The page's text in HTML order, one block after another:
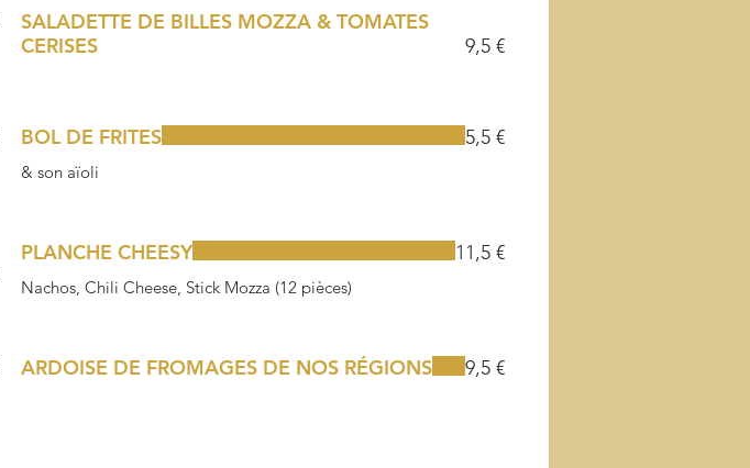
SALADETTE DE BILLES MOZZA & TOMATES
CERISES
9,5 €
BOL DE FRITES
& son aïoli
5,5 €
PLANCHE CHEESY
Nachos, Chili Cheese, Stick Mozza (12 pièces)
11,5 €
ARDOISE DE FROMAGES DE NOS RÉGIONS 9,5 €